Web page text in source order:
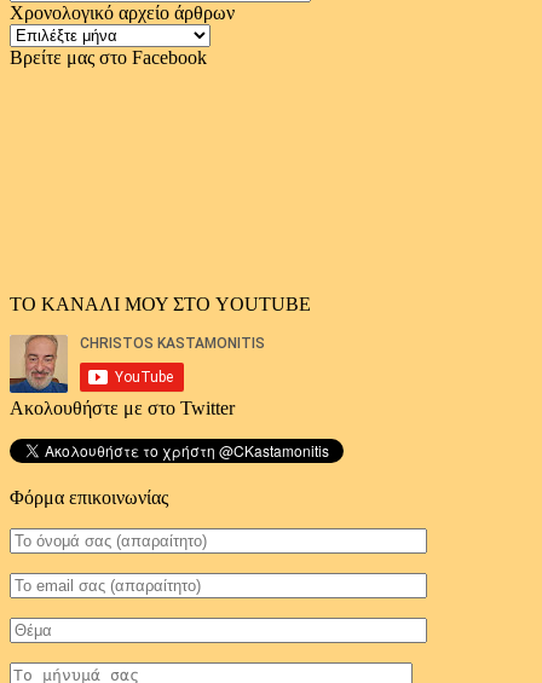
Χρονολογικό αρχείο άρθρων
Χρονολογικό
αρχείο
Βρείτε μας στο Facebook
ΤΟ ΚΑΝΑΛΙ ΜΟΥ ΣΤΟ YOUTUBE
Ακολουθήστε με στο Twitter
Φόρμα επικοινωνίας